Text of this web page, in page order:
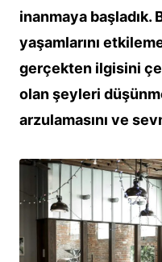
inanmaya başladık.
yaşamlarını
gerçekten ilgisini
olan şeyleri
arzulamasını ve